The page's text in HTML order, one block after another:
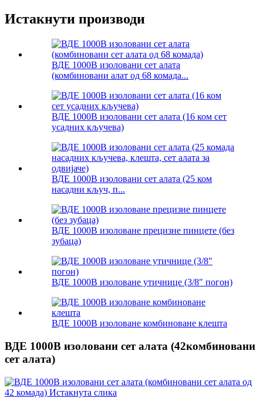
Истакнути производи
ВДЕ 1000В изоловани сет алата
(комбиновани алат од 68 комада...
ВДЕ 1000В изоловани сет алата (16 ком сет
усадних кључева)
ВДЕ 1000В изоловани сет алата (25 ком
насадни кључ, п...
ВДЕ 1000В изоловане прецизне пинцете (без
зубаца)
ВДЕ 1000В изоловане утичнице (3/8″ погон)
ВДЕ 1000В изоловане комбиноване клешта
ВДЕ 1000В изоловани сет алата (42комбиновани
сет алата)